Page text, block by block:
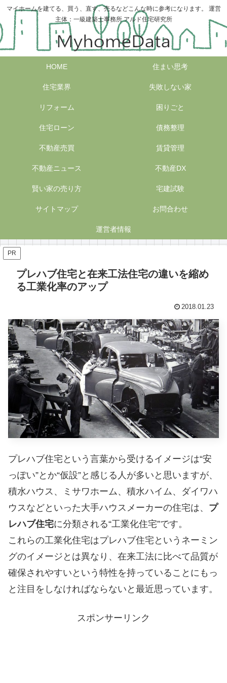
マイホームを建てる、買う、直す、売るなどこんな時に参考になります。 運営
主体：一級建築士事務所 アルド住宅研究所
HOME 住まい思考
住宅業界 失敗しない家
リフォーム 困りごと
住宅ローン 債務整理
不動産売買 賃貸管理
不動産ニュース 不動産DX
賢い家の売り方 宅建試験
サイトマップ お問合わせ
運営者情報
PR
プレハブ住宅と在来工法住宅の違いを縮め
る工業化率のアップ
2018.01.23
プレハブ住宅という言葉から受けるイメージは“安
っぽい”とか“仮設”と感じる人が多いと思いますが、
積水ハウス、ミサワホーム、積水ハイム、ダイワハ
ウスなどといった大手ハウスメーカーの住宅は、 プ
レハブ住宅に分類される“工業化住宅”です。
これらの工業化住宅はプレハブ住宅というネーミン
グのイメージとは異なり、在来工法に比べて品質が
確保されやすいという特性を持っていることにもっ
と注目をしなければならないと最近思っています。
スポンサーリンク